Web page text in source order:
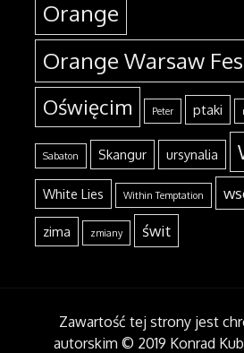
Orange
Orange Warsaw
Oświęcim Peter ptaki
Sabaton Skangur ursynalia
White Lies Within Temptation
zima zmiany świt
Zawartość tej strony jest
autorskim © 2019 Konrad